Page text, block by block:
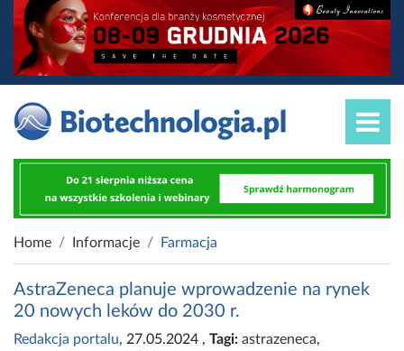
Home Informacje Farmacja
AstraZeneca planuje wprowadzenie na rynek
20 nowych leków do 2030 r.
Redakcja portalu, 27.05.2024 , Tagi: astrazeneca,